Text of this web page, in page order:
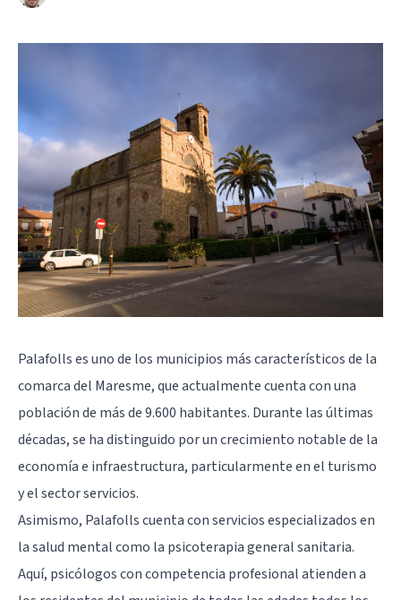
Palafolls es uno de los municipios más característicos de la
comarca del Maresme, que actualmente cuenta con una
población de más de 9.600 habitantes. Durante las últimas
décadas, se ha distinguido por un crecimiento notable de la
economía e infraestructura, particularmente en el turismo
y el sector servicios.
Asimismo, Palafolls cuenta con servicios especializados en
la salud mental como la psicoterapia general sanitaria.
Aquí, psicólogos con competencia profesional atienden a